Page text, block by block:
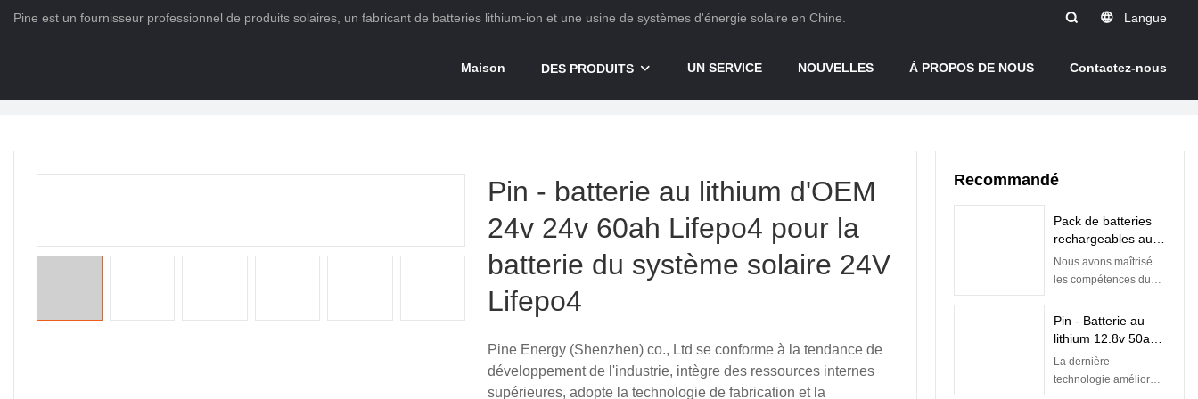
Pine est un fournisseur professionnel de produits solaires, un fabricant de batteries lithium-ion et une usine de systèmes d'énergie solaire en Chine. Langue
Maison DES PRODUITS UN SERVICE NOUVELLES À PROPOS DE NOUS
Contactez-nous
Pin - batterie au lithium d'OEM
24v 24v 60ah Lifepo4 pour la
batterie du système solaire 24V
Lifepo4
Pine Energy (Shenzhen) co., Ltd se conforme à la tendance de
développement de l'industrie, intègre des ressources internes
supérieures, adopte la technologie de fabrication et la
Recommandé
Pack de batteries
rechargeables au
lithium-ion Lifepo4
5 kW 10 kW 48 V
Nous avons maîtrisé
les compétences du
fabrication de la
batterie rechargeable
énergie solaire 5kw
10kw Lifepo4 48v
Pin - Batterie au
lithium 12.8v 50ah
Batteries Lifepo4
pour batterie de
La dernière
technologie améliore